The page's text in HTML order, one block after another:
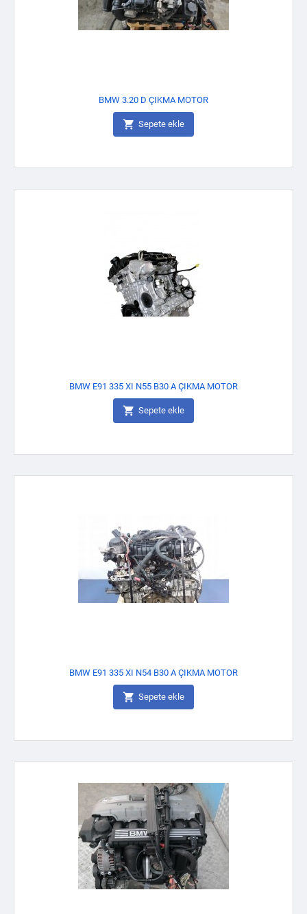
BMW 3.20 D ÇIKMA MOTOR
 Sepete ekle
BMW E91 335 XI N55 B30 A ÇIKMA MOTOR
 Sepete ekle
BMW E91 335 XI N54 B30 A ÇIKMA MOTOR
 Sepete ekle